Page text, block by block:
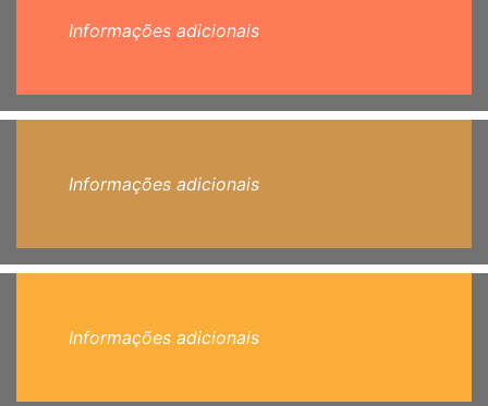
Informações adicionais
Informações adicionais
Informações adicionais